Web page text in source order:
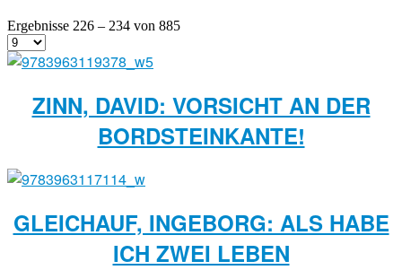
Ergebnisse 226 – 234 von 885
ZINN, DAVID: VORSICHT AN DER
BORDSTEINKANTE!
GLEICHAUF, INGEBORG: ALS HABE
ICH ZWEI LEBEN